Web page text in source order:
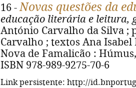
16 -Novas questões da
educação literária e leitura,
António Carvalho da Silva ;
Carvalho ; textos Ana Isabel
Nova de Famalicão :
ISBN 978-989-9275-70-6
Link persistente: http://